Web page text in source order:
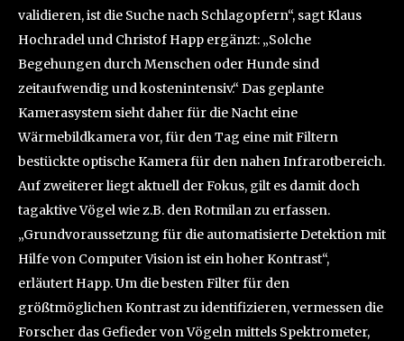
validieren, ist die Suche nach Schlagopfern“, sagt Klaus
Hochradel und Christof Happ ergänzt: „Solche
Begehungen durch Menschen oder Hunde sind
zeitaufwendig und kostenintensiv.“ Das geplante
Kamerasystem sieht daher für die Nacht eine
Wärmebildkamera vor, für den Tag eine mit Filtern
bestückte optische Kamera für den nahen Infrarotbereich.
Auf zweiterer liegt aktuell der Fokus, gilt es damit doch
tagaktive Vögel wie z.B. den Rotmilan zu erfassen.
„Grundvoraussetzung für die automatisierte Detektion mit
Hilfe von Computer Vision ist ein hoher Kontrast“,
erläutert Happ. Um die besten Filter für den
größtmöglichen Kontrast zu identifizieren, vermessen die
Forscher das Gefieder von Vögeln mittels Spektrometer,